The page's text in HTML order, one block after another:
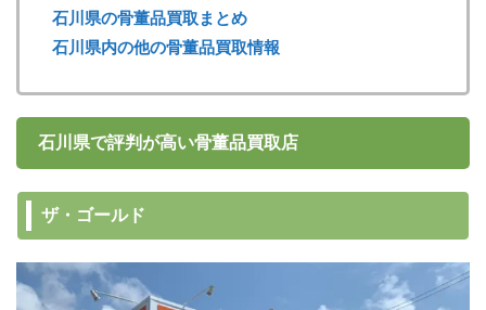
石川県の骨董品買取まとめ
石川県内の他の骨董品買取情報
石川県で評判が高い骨董品買取店
ザ・ゴールド